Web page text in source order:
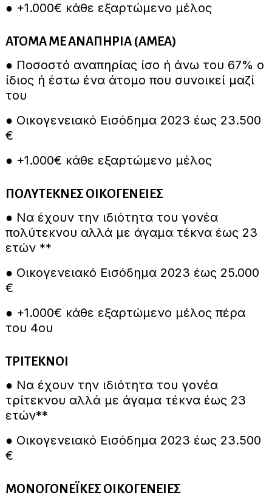
● +1.000€ κάθε εξαρτώμενο μέλος
ΑΤΟΜΑ ΜΕ ΑΝΑΠΗΡΙΑ (ΑΜΕΑ)
● Ποσοστό αναπηρίας ίσο ή άνω του 67% ο
ίδιος ή έστω ένα άτομο που συνοικεί μαζί
του
● Οικογενειακό Εισόδημα 2023 έως 23.500
€
● +1.000€ κάθε εξαρτώμενο μέλος
ΠΟΛΥΤΕΚΝΕΣ ΟΙΚΟΓΕΝΕΙΕΣ
● Να έχουν την ιδιότητα του γονέα
πολύτεκνου αλλά με άγαμα τέκνα έως 23
ετών **
● Οικογενειακό Εισόδημα 2023 έως 25.000
€
● +1.000€ κάθε εξαρτώμενο μέλος πέρα
του 4ου
ΤΡΙΤΕΚΝΟΙ
● Να έχουν την ιδιότητα του γονέα
τρίτεκνου αλλά με άγαμα τέκνα έως 23
ετών**
● Οικογενειακό Εισόδημα 2023 έως 23.500
€
ΜΟΝΟΓΟΝΕΪΚΕΣ ΟΙΚΟΓΕΝΕΙΕΣ